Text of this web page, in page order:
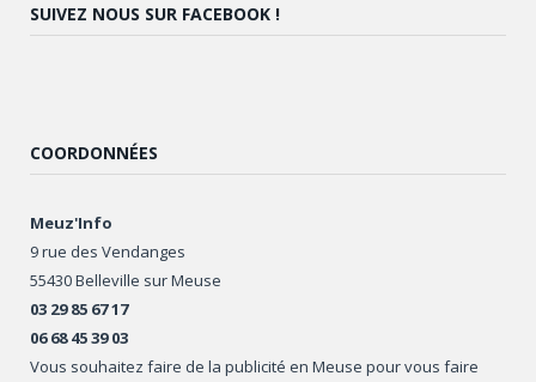
SUIVEZ NOUS SUR FACEBOOK !
COORDONNÉES
Meuz'Info
9 rue des Vendanges
55430 Belleville sur Meuse
03 29 85 67 17
06 68 45 39 03
Vous souhaitez faire de la publicité en Meuse pour vous faire